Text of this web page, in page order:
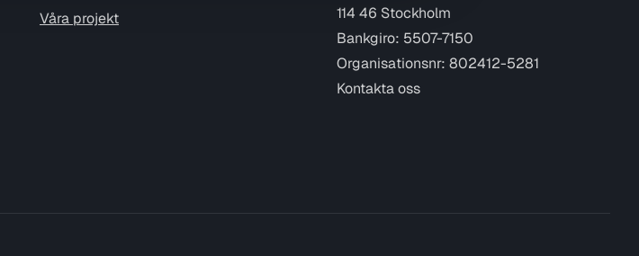
Våra projekt
114 46 Stockholm
Bankgiro: 5507-7150
Organisationsnr: 802412-5281
Kontakta oss